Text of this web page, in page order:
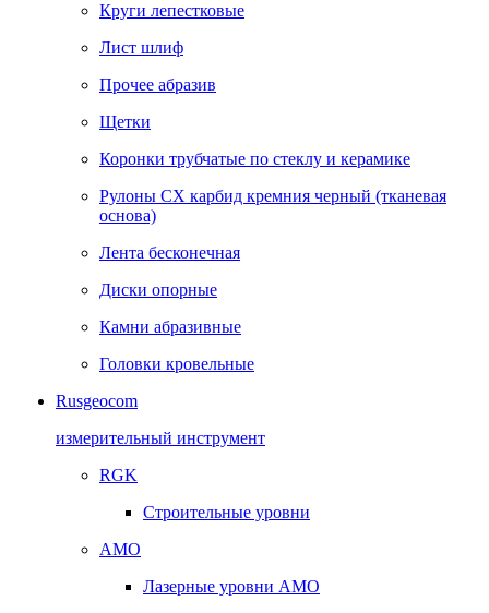
Круги лепестковые
Лист шлиф
Прочее абразив
Щетки
Коронки трубчатые по стеклу и керамике
Рулоны CX карбид кремния черный (тканевая
основа)
Лента бесконечная
Диски опорные
Камни абразивные
Головки кровельные
Rusgeocom
измерительный инструмент
RGK
Строительные уровни
AMO
Лазерные уровни AMO